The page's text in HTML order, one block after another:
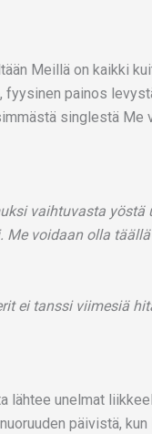
Meillä on kaikki
painos
singlestä Me
vaihtuvasta yöstä
Me voidaan olla
ei tanssi viimesiä
lähtee unelmat
päivistä, kun